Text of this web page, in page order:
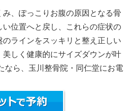
、ぽっこりお腹の原因となる骨
位置へと戻し、これらの症状の
ラインをスッキリと整え正しい
しく健康的にサイズダウンが叶
なら、玉川整骨院・同仁堂にお電